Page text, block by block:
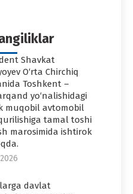
Shavkat
O‘rta Chirchiq
Toshkent –
yo‘nalishidagi
muqobil avtomobil
tamal toshi
marosimida ishtirok
davlat